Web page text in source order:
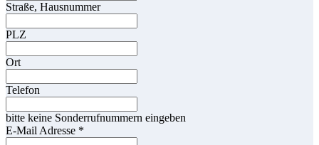
Straße, Hausnummer
PLZ
Ort
Telefon
bitte keine Sonderrufnummern eingeben
E-Mail Adresse *